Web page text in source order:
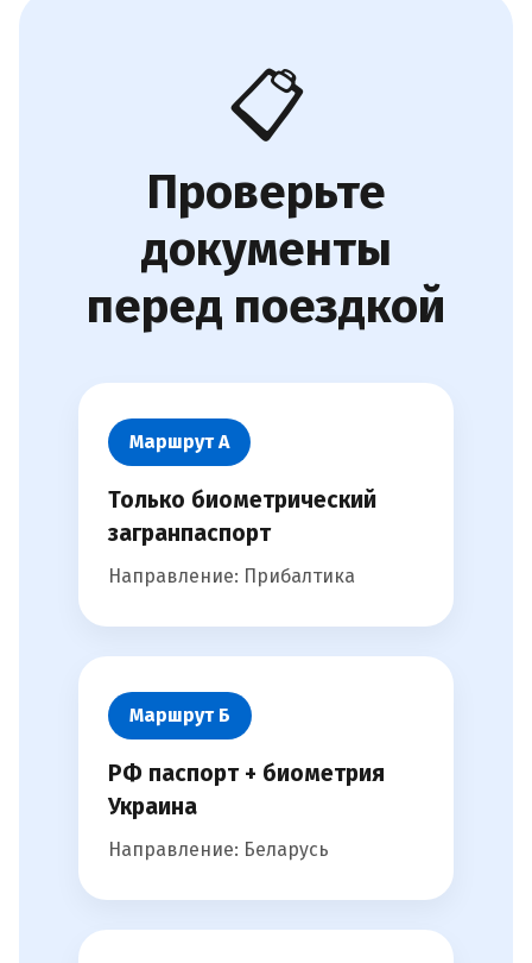
📋
Проверьте
документы
перед поездкой
Маршрут А
Только биометрический
загранпаспорт
Направление: Прибалтика
Маршрут Б
РФ паспорт + биометрия
Украина
Направление: Беларусь